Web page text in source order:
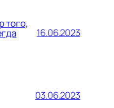
того,
16.06.2023
03.06.2023